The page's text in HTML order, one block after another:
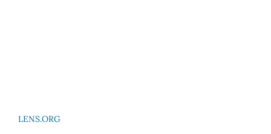
LENS.ORG